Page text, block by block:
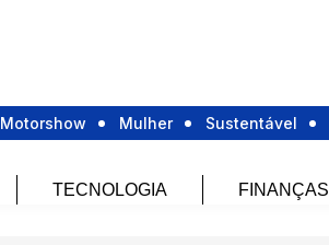
Motorshow Mulher Sustentável
TECNOLOGIA FINANÇAS